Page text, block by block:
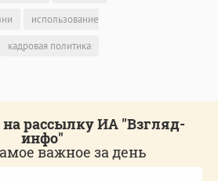
использование
кадровая политика
рассылку ИА "Взгляд-
инфо"
важное за день